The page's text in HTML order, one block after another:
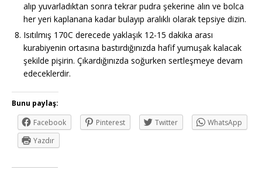
alıp yuvarladıktan sonra tekrar pudra şekerine alın ve bolca
her yeri kaplanana kadar bulayıp aralıklı olarak tepsiye dizin.
Isıtılmış 170C derecede yaklaşık 12-15 dakika arası
kurabiyenin ortasına bastırdığınızda hafif yumuşak kalacak
şekilde pişirin. Çıkardığınızda soğurken sertleşmeye devam
edeceklerdir.
Bunu paylaş:
Facebook
Pinterest Twitter
WhatsApp
Yazdır